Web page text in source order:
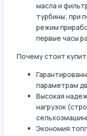
масла и
турбины; при
режим
первые часы
Почему стоит
параметрам
Высокая
нагрузок
Экономия